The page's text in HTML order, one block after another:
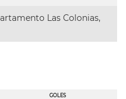
Las Colonias,
GOLES